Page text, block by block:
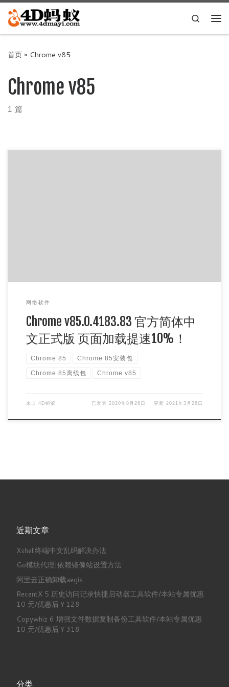
Skip to content
Search
首页» Chrome v85
Chrome v85
1 篇
网络软件
Chrome v85.0.4183.83 官方简体中
文正式版 页面加载提速10%！
Chrome 85 Chrome 85安装包
Chrome 85离线包 Chrome v85
来自 4D蚂蚁 已发表2020年8月26日 更新2021年3月26日
近期文章
Xshell终端中文乱码解决办法
Go模块代理|依赖镜像站设置方法
阿里云正确卸载aegis
RecentX 5 历史访问记录快捷启动器工具软件/本站专属优惠
10 元/优惠后￥128
Copywhiz 6 增强文件数据复制备份工具软件/本站专属优惠
10 元/优惠后￥318
分类